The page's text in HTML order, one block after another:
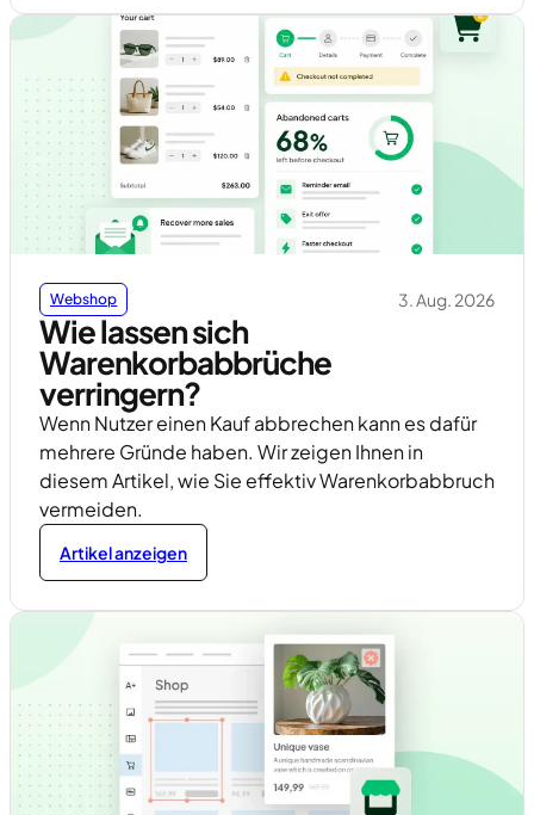
Webshop 3. Aug. 2026
Wie lassen sich
Warenkorbabbrüche
verringern?
Wenn Nutzer einen Kauf abbrechen kann es dafür
mehrere Gründe haben. Wir zeigen Ihnen in
diesem Artikel, wie Sie effektiv Warenkorbabbruch
vermeiden.
Artikel anzeigen